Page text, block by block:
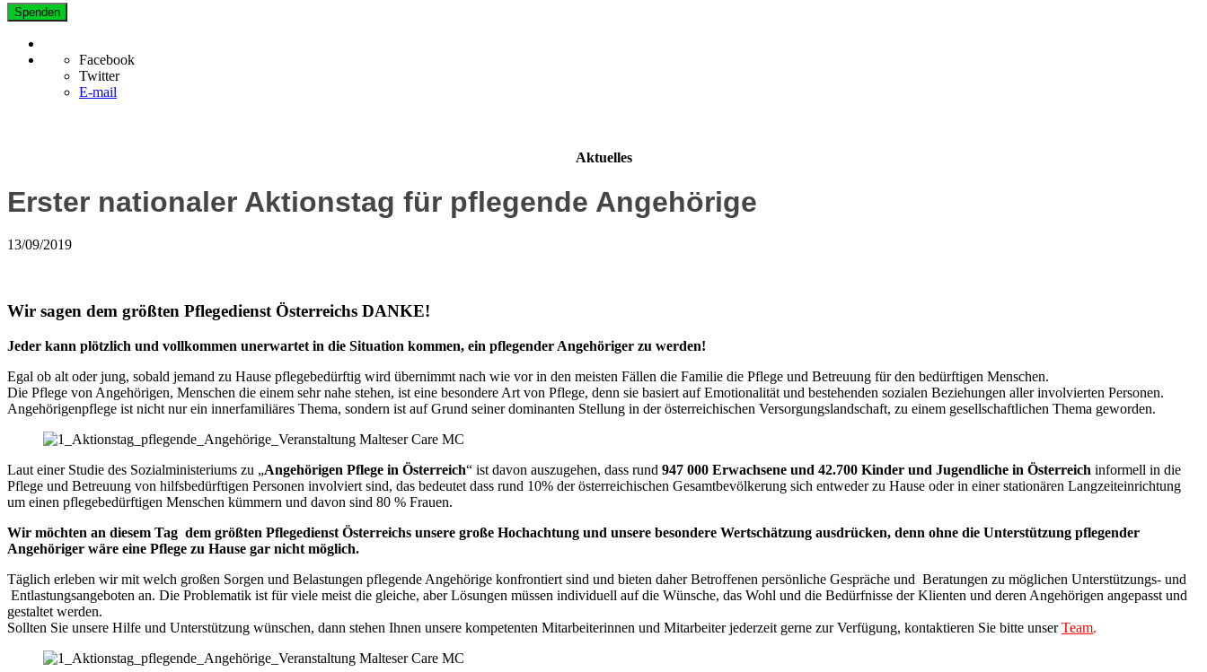
Spenden
Facebook
Twitter
E-mail
Aktuelles
Erster nationaler Aktionstag für pflegende Angehörige
13/09/2019
Wir sagen dem größten Pflegedienst Österreichs DANKE!
Jeder kann plötzlich und vollkommen unerwartet in die Situation kommen, ein pflegender Angehöriger zu werden!
Egal ob alt oder jung, sobald jemand zu Hause pflegebedürftig wird übernimmt nach wie vor in den meisten Fällen die Familie die Pflege und Betreuung für den bedürftigen Menschen.
Die Pflege von Angehörigen, Menschen die einem sehr nahe stehen, ist eine besondere Art von Pflege, denn sie basiert auf Emotionalität und bestehenden sozialen Beziehungen aller involvierten Personen.
Angehörigenpflege ist nicht nur ein innerfamiliäres Thema, sondern ist auf Grund seiner dominanten Stellung in der österreichischen Versorgungslandschaft, zu einem gesellschaftlichen Thema geworden.
Laut einer Studie des Sozialministeriums zu „Angehörigen Pflege in Österreich“ ist davon auszugehen, dass rund 947 000 Erwachsene und 42.700 Kinder und Jugendliche in Österreich informell in die
Pflege und Betreuung von hilfsbedürftigen Personen involviert sind, das bedeutet dass rund 10% der österreichischen Gesamtbevölkerung sich entweder zu Hause oder in einer stationären Langzeiteinrichtung
um einen pflegebedürftigen Menschen kümmern und davon sind 80 % Frauen.
Wir möchten an diesem Tag dem größten Pflegedienst Österreichs unsere große Hochachtung und unsere besondere Wertschätzung ausdrücken, denn ohne die Unterstützung pflegender
Angehöriger wäre eine Pflege zu Hause gar nicht möglich.
Täglich erleben wir mit welch großen Sorgen und Belastungen pflegende Angehörige konfrontiert sind und bieten daher Betroffenen persönliche Gespräche und Beratungen zu möglichen Unterstützungs- und
Entlastungsangeboten an. Die Problematik ist für viele meist die gleiche, aber Lösungen müssen individuell auf die Wünsche, das Wohl und die Bedürfnisse der Klienten und deren Angehörigen angepasst und
gestaltet werden.
Sollten Sie unsere Hilfe und Unterstützung wünschen, dann stehen Ihnen unsere kompetenten Mitarbeiterinnen und Mitarbeiter jederzeit gerne zur Verfügung, kontaktieren Sie bitte unser Team.